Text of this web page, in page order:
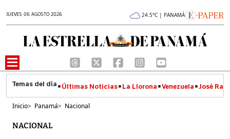
JUEVES 06 AGOSTO 2026 24.5°C | PANAMÁ
Últimas Noticias La Llorona Venezuela José
Inicio> Panamá> Nacional
NACIONAL